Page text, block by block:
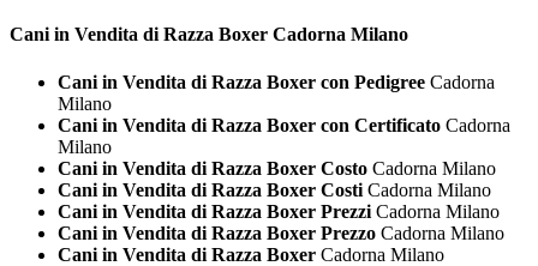
Cani in Vendita di Razza Boxer Cadorna Milano
Cani in Vendita di Razza Boxer con Pedigree Cadorna
Milano
Cani in Vendita di Razza Boxer con Certificato Cadorna
Milano
Cani in Vendita di Razza Boxer Costo Cadorna Milano
Cani in Vendita di Razza Boxer Costi Cadorna Milano
Cani in Vendita di Razza Boxer Prezzi Cadorna Milano
Cani in Vendita di Razza Boxer Prezzo Cadorna Milano
Cani in Vendita di Razza Boxer Cadorna Milano